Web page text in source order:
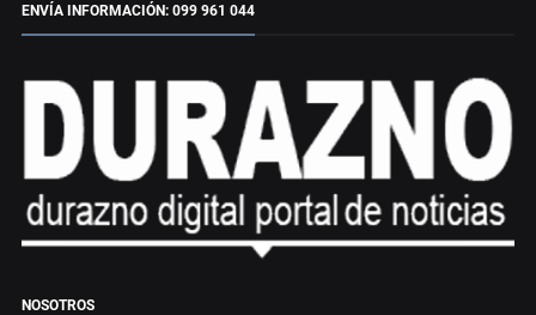
ENVÍA INFORMACIÓN: 099 961 044
NOSOTROS